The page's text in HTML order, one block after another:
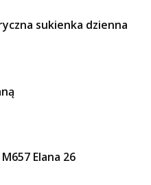
sukienka dzienna
Elana 26